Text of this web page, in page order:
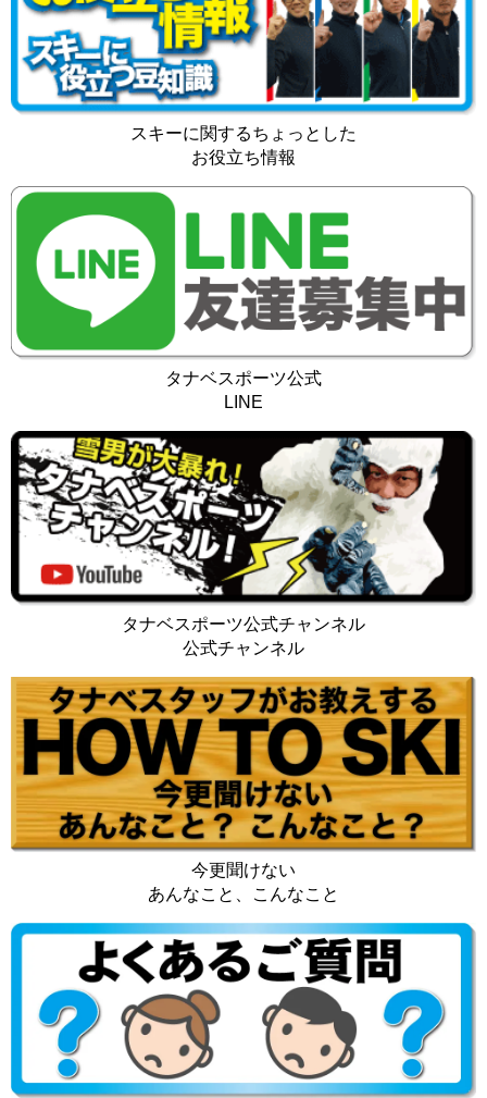
スキーに関するちょっとした
お役立ち情報
タナベスポーツ公式
LINE
タナベスポーツ公式チャンネル
公式チャンネル
今更聞けない
あんなこと、こんなこと